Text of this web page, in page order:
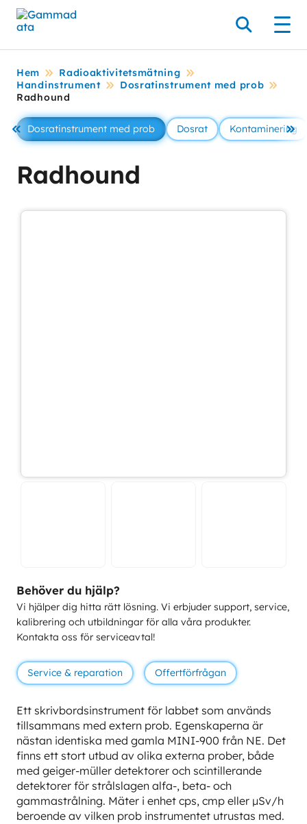
Hoppa
till
Sök
Hem
Radioaktivitetsmätning
Handinstrument
Dosratinstrument med prob
Radhound
Dosratinstrument med prob Dosrat Kontaminering
Föregående Se
Radhound
Behöver du hjälp?
Vi hjälper dig hitta rätt lösning. Vi erbjuder support, service,
kalibrering och utbildningar för alla våra produkter.
Kontakta oss för serviceavtal!
Service & reparation Offertförfrågan
Ett skrivbordsinstrument för labbet som används
tillsammans med extern prob. Egenskaperna är
nästan identiska med gamla MINI-900 från NE. Det
finns ett stort utbud av olika externa prober, både
med geiger-müller detektorer och scintillerande
detektorer för strålslagen alfa-, beta- och
gammastrålning. Mäter i enhet cps, cmp eller µSv/h
beroende av vilken prob instrumentet utrustas med.